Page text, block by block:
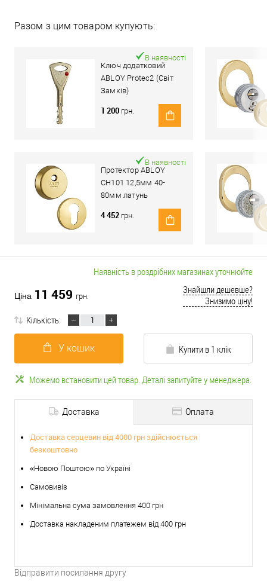
Разом з цим товаром купують:
Ключ додатковий
ABLOY Protec2 (Світ
Замків)
В наявності
1 200 грн.
Протектор ABLOY
CH101 12,5мм 40-
80мм латунь
В наявності
4 452 грн.
Наявність в роздрібних магазинах уточнюйте
Ціна 11 459 грн.
Знайшли дешевше?
Знизимо ціну!
Кількість:
У кошик Купити в 1 клік
Можемо встановити цей товар. Деталі запитуйте у менеджера.
Доставка Оплата
Доставка серцевин від 4000 грн здійснюється
безкоштовно
«Новою Поштою» по Україні
Самовивіз
Мінімальна сума замовлення 400 грн
Доставка накладеним платежем від 400 грн
Відправити посилання другу